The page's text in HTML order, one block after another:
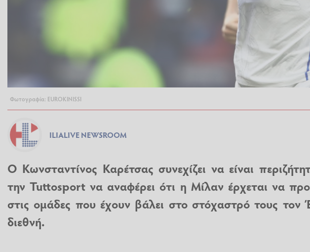
Φωτογραφία: EUROKINISSI
ILIALIVE NEWSROOM
Ο Κωνσταντίνος Καρέτσας συνεχίζει να είναι
την Tuttosport να αναφέρει ότι η Μίλαν έρχεται να
στις ομάδες που έχουν βάλει στο στόχαστρό τους τον
διεθνή.